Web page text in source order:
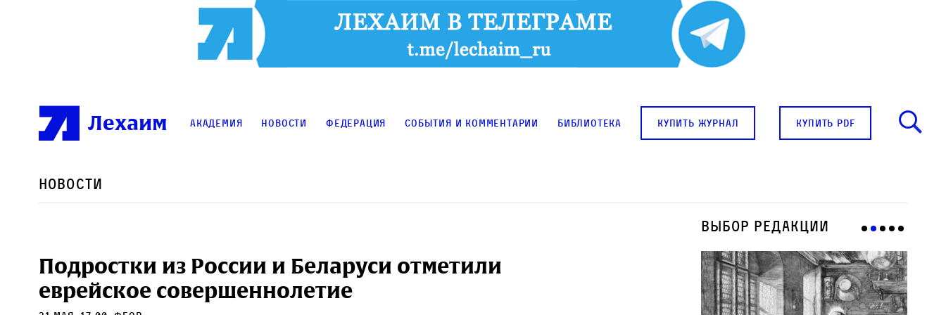
Лехаим Академия Новости Федерация События и комментарии Библиотека купить журнал купить pdf
Новости
Подростки из России и Беларуси отметили
еврейское совершеннолетие
Выбор редакции